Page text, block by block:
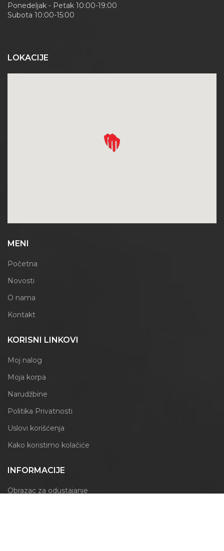
Ponedeljak - Petak 10:00-19:00
Subota 10:00-15:00
LOKACIJE
MENI
Početna
Novosti
O nama
Kontakt
KORISNI LINKOVI
Moj nalog
Moja korpa
Narudžbine
Politika Privatnosti
Uslovi korišćenja
Kako koristimo kolačiće
INFORMACIJE
Obrazac za odustajanje